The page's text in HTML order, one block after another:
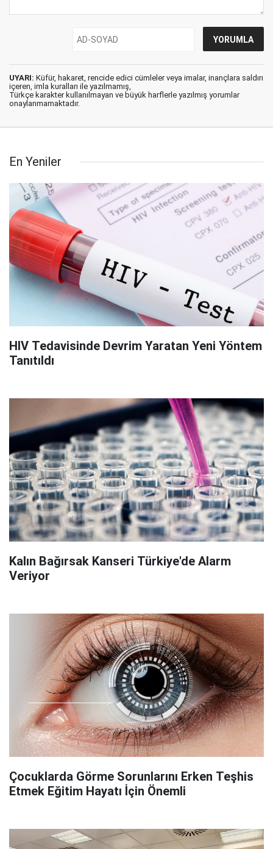
UYARI: Küfür, hakaret, rencide edici cümleler veya imalar, inançlara saldırı
içeren, imla kuralları ile yazılmamış,
Türkçe karakter kullanılmayan ve büyük harflerle yazılmış yorumlar
onaylanmamaktadır.
En Yeniler
HIV Tedavisinde Devrim Yaratan Yeni Yöntem
Tanıtıldı
Kalın Bağırsak Kanseri Türkiye'de Alarm
Veriyor
Çocuklarda Görme Sorunlarını Erken Teşhis
Etmek Eğitim Hayatı İçin Önemli